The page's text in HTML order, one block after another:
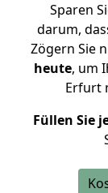
Sparen
darum,
Zögern Sie
heute, um
Erfurt
Füllen Sie